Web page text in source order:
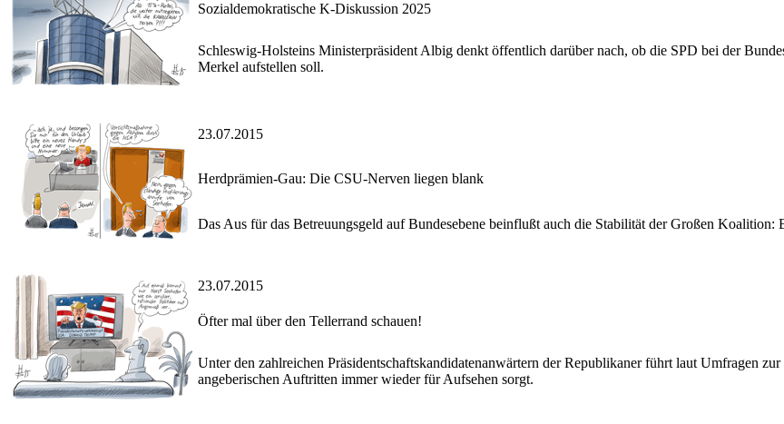
Sozialdemokratische K-Diskussion 2025
Schleswig-Holsteins Ministerpräsident Albig denkt öffentlich darüber nach, ob die SPD bei der
Merkel aufstellen soll.
23.07.2015
Herdprämien-Gau: Die CSU-Nerven liegen blank
Das Aus für das Betreuungsgeld auf Bundesebene beinflußt auch die Stabilität der Großen
23.07.2015
Öfter mal über den Tellerrand schauen!
Unter den zahlreichen Präsidentschaftskandidatenanwärtern der Republikaner führt laut Umfragen
angeberischen Auftritten immer wieder für Aufsehen sorgt.